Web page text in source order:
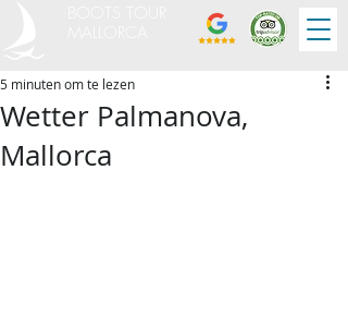
Wetter Palmanova,
Mallorca
5 minuten om te lezen